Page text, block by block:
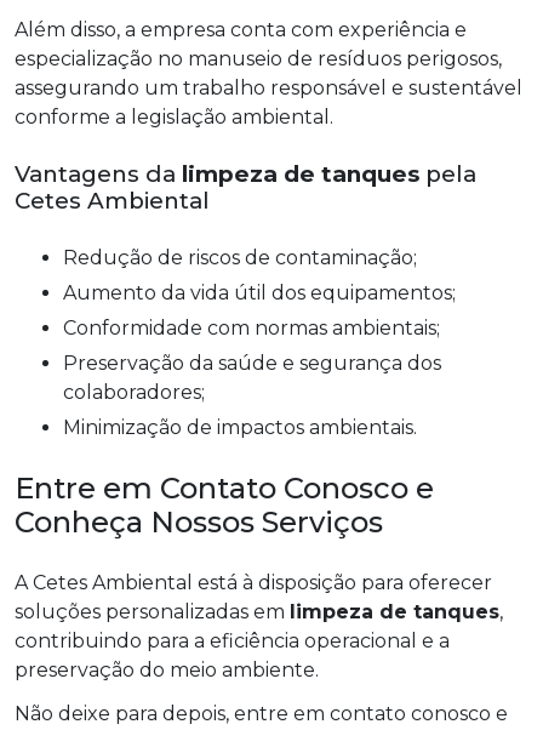
Além disso, a empresa conta com experiência e
especialização no manuseio de resíduos perigosos,
assegurando um trabalho responsável e sustentável
conforme a legislação ambiental.
Vantagens da limpeza de tanques pela
Cetes Ambiental
Redução de riscos de contaminação;
Aumento da vida útil dos equipamentos;
Conformidade com normas ambientais;
Preservação da saúde e segurança dos
colaboradores;
Minimização de impactos ambientais.
Entre em Contato Conosco e
Conheça Nossos Serviços
A Cetes Ambiental está à disposição para oferecer
soluções personalizadas em limpeza de tanques,
contribuindo para a eficiência operacional e a
preservação do meio ambiente.
Não deixe para depois, entre em contato conosco e